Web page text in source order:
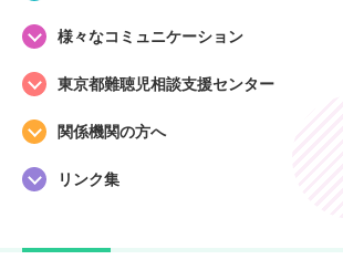
様々なコミュニケーション
東京都難聴児相談支援センター
関係機関の方へ
リンク集